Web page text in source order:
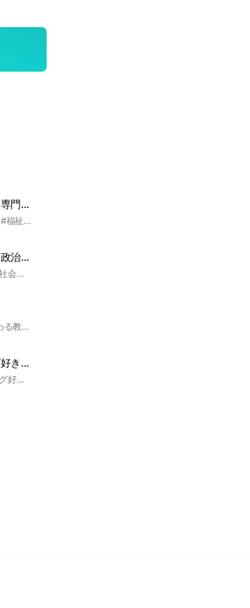
計画相談支援事業所、相談支援専門員ゆんたく會
#計画相談支援 #相談支援専門員 #福祉 #計画相談 #相談員 #サービス利用計画 #計画案
アウトプットしたくなる部屋（政治社会経済 悩み疑問 哲学思想 趣味 映画漫画アニメ小説 恋愛お笑い）
アウトプットしたくなる部屋（政治社会経済 悩み疑問 哲学思想 趣味 映画漫画アニメ小説 恋愛お笑い） 他の人に聞いて欲しい話や共有したいことがあればこちらでアウトプットしてください、ちょっとしたのでも構いません、内容は不問！ リアルではなかなか言いづらいことや際どい内容のものでも構いません。こちらの部屋ではなにも気にせず思う存分投稿してください！（迷惑行為はダメよ😅） 宣伝OK！！！
🏫概要 人生に必要な【 お金にまつわる教養 】を日本一やさしく学べるオープンチャットです 🔰はじめての方へ このチャットは2021年3月から放送をスタートした「ゼロからのお金の学校」シリーズが前身となります。 お金のことを学ぶのに、参加費が必要なのは何か変だな。と思って全てFREEにしています。 たくさん学んで、人生を豊かにしてもらえるのが１番の喜びです！一緒に勉強して成長しましょう♪
【愛知岐阜三重】ガーデニング好き【花＆多肉】
東海三県周辺お住いで、ガーデニング好きな人、お花や多肉を愛でる人、ボタニカルに癒しを感じる方誰でもどうぞ😋 #愛知 #岐阜 #三重 #静岡 #ガーデニング #庭 #花 #多肉 #ボタニカル #アレンジ #切花 #ドライ #プリザーブド #フラワー #フラワーアレンジメント #お花好きと繋がりたい #バラ #アガベ #ネイティブプランツ #オージー